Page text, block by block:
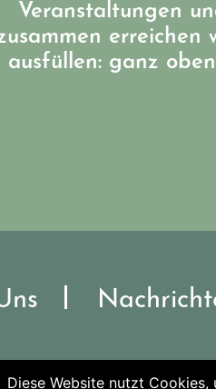
Veranstaltungen
ausfüllen: ganz
Diese Website nutzt